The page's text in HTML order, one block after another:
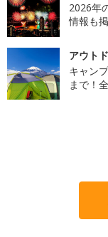
2026年
情報も
アウト
キャン
まで！